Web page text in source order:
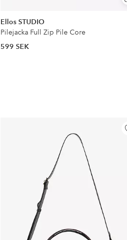
Ellos STUDIO
Pilejacka Full Zip Pile Core
599 SEK